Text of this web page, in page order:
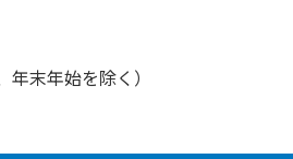
末年始を除く）